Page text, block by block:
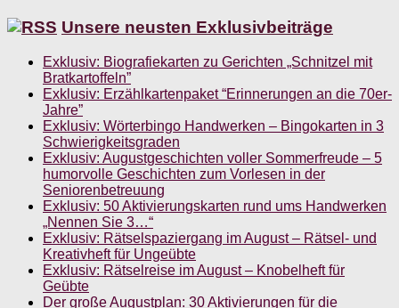
Unsere neusten Exklusivbeiträge
Exklusiv: Biografiekarten zu Gerichten „Schnitzel mit
Bratkartoffeln”
Exklusiv: Erzählkartenpaket “Erinnerungen an die 70er-
Jahre”
Exklusiv: Wörterbingo Handwerken – Bingokarten in 3
Schwierigkeitsgraden
Exklusiv: Augustgeschichten voller Sommerfreude – 5
humorvolle Geschichten zum Vorlesen in der
Seniorenbetreuung
Exklusiv: 50 Aktivierungskarten rund ums Handwerken
„Nennen Sie 3…“
Exklusiv: Rätselspaziergang im August – Rätsel- und
Kreativheft für Ungeübte
Exklusiv: Rätselreise im August – Knobelheft für
Geübte
Der große Augustplan: 30 Aktivierungen für die